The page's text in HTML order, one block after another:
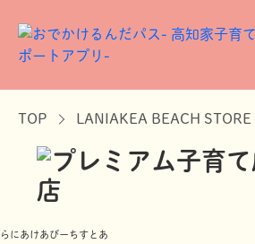
TOP LANIAKEA BEACH STORE
らにあけあびーちすとあ